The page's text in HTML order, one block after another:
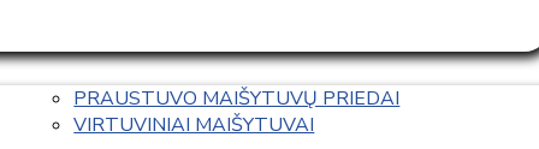
PRAUSTUVO MAIŠYTUVŲ PRIEDAI
VIRTUVINIAI MAIŠYTUVAI